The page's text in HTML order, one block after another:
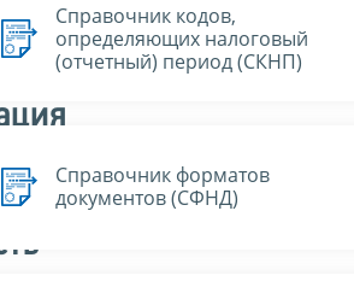
Справочник кодов,
определяющих налоговый
(отчетный) период (СКНП)
Справочник форматов
документов (СФНД)